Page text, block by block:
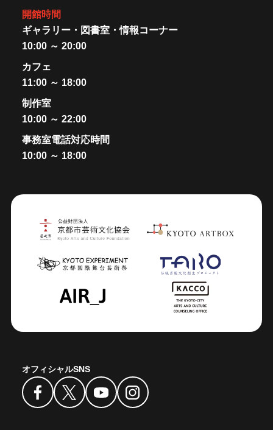
開館時間
ギャラリー・図書室・情報コーナー
10:00 ～ 20:00
カフェ
11:00 ～ 18:00
制作室
10:00 ～ 22:00
事務室電話対応時間
10:00 ～ 18:00
オフィシャルSNS